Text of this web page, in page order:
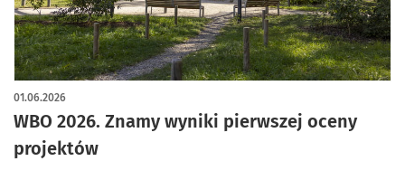
WBO 2026. Znamy wyniki pierwszej oceny
projektów
01.06.2026